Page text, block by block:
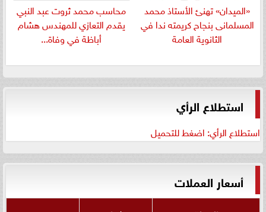
«الميدان» تهنئ الأستاذ محمد
المسلمانى بنجاح كريمته ندا في
الثانوية العامة
​محاسب محمد ثروت عبد النبي
يقدم التعازي للمهندس هشام
أباظة في وفاة...
استطلاع الرأي
استطلاع الرأي: اضغط للتحميل
أسعار العملات